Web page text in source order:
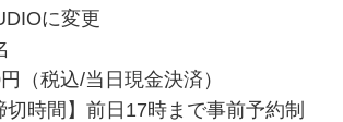
に変更
（税込/当日現金決済）
切時間】前日17時まで事前予約制